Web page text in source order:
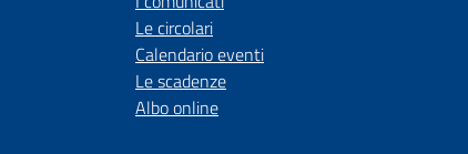
Le circolari
Calendario eventi
Le scadenze
Albo online